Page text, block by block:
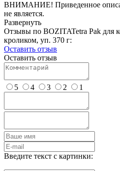
ВНИМАНИЕ! Приведенное
не является.
Развернуть
Отзывы по BOZITATetra Pak для
кроликом, уп. 370 г:
Оставить отзыв
Оставить отзыв
5 4 3 2 1
Введите текст с картинки: